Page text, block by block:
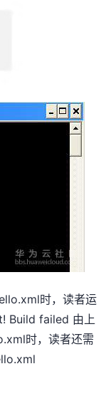
时，读者运
Build failed 由上
时，读者还需